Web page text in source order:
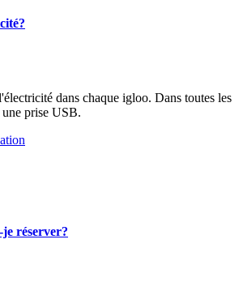
dans chaque igloo. Dans toutes les
prise USB.
réserver?